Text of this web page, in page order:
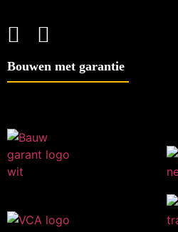
Bouwen met garantie